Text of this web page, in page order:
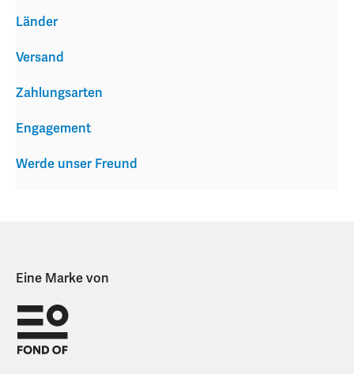
Versand
Zahlungsarten
Engagement
Werde unser Freund
Länder
Eine Marke von